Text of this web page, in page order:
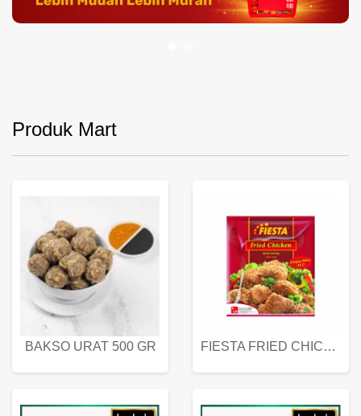
Produk Mart
BAKSO URAT 500 GR FIESTA FRIED CHICKEN 500 GR